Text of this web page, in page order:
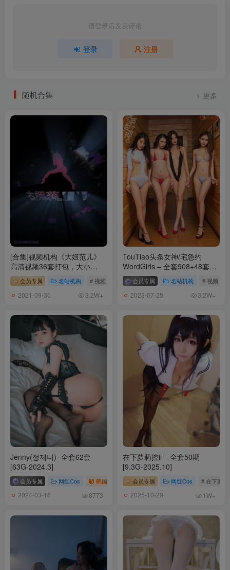
Mimmi(밈미) – NO.027 DJAWA Photo – Your Fishe Gawr Gura
[4.13更1]
Full.Ver[51P-832.4M]
Mimmi(밈미) – NO.025 [DJAWA] Your Panties [325P-4.17G]
Mimmi(밈미) – NO.024 DJAWA-Christmas Special 2022[91P-1.52G]
Mimmi(밈미) – NO.023 Model Student[46P-190.7M]
Mimmi(밈미) – NO.022 Melting Marshmallows[41P-203.9M]
Mimmi(밈미) – NO.021 Tinnitus Hi, it’s me[33P-363.4M]
Mimmi(밈미) – NO.020 DJAWA-Knotting Class #2[66P-445.5M]
Mimmi(밈미) – NO.019 DJAWA-Cream Cow Milk[164P-810.8M]
Mimmi(밈미) – NO.018 DJAWA-Naughty Red Hiring Hood[125P-
3.17G]
Mimmi(밈미) – NO.017 &Maruemon마루에몽-DJAWA-Maid Mansion
Mimmi(밈미) – NO.016 DJAWA-Christmas Special 2021[100P-2.34G]
Mimmi(밈미) – NO.015 DJAWA-Swimming Lessons #8[138P-2.29G]
Mimmi(밈미) – NO.014 DJAWA-Kitsune Miko[65P-557.1M]
Mimmi(밈미) – NO.013 DJAWA-Realise Loveliness[31P-355.2M]
Mimmi(밈미) – NO.012 DJAWA-March Hare[84P-1.64G]
Mimmi(밈미) – NO.011 DJAWA-Rudy Codename Wolfgirl[201P-
287.9M]
Mimmi(밈미) – NO.010 DJAWA-Rudy The Wolf of Midnight[230P-
2.98G]
Mimmi(밈미) – NO.009 DJAWA-Cyberpunk Girl[41P-521.7M]
Mimmi(밈미) – NO.008 DJAWA-Witch’s Witchcraft[151P-1.58G]
Mimmi(밈미) – NO.007 DJAWA-St. Esther[136P-2.65G]
Mimmi(밈미) – NO.006 DJAWA-Azur Lane IJN Atago & Takao[122P-
700.3M]
Mimmi(밈미) – NO.004 CreamSoda-Belt choker[48P-401M]
Mimmi(밈미) – NO.003 DJAWA-The Pet Girl[51P-609.5M]
Mimmi(밈미) – NO.002 DJAWA-Mochilero en Violeta[61P-636M]
Mimmi(밈미) – NO.001 Artgravia VOL.137[80P-169.5M]
请登录后发表评论
登录 注册
随机合集 更多
[合集]视频机构《大妞范儿》
高清视频36套打包，大小
9.92G会员专属 名站机构 # 视频 # 合集 # 大妞范儿
2021-09-30 3.2W+
TouTiao头条女神/宅急约
WordGirls – 全套908+48套及
20套视频 [204.8GB]
会员专属 名站机构 # 视频
2023-07-25 3.2W+
Jenny(정제니)- 全套62套
[63G-2024.3]
会员专属 网红Cos 韩国（korea） # Jenny # 정제니
2024-03-16 8773
在下萝莉控ii – 全套50期
[9.3G-2025.10]
会员专属 网红Cos # 在下萝莉
2025-10-29 1W+